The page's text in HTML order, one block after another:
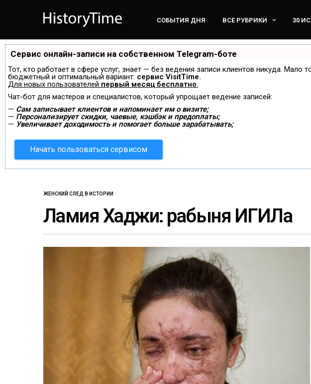
СОБЫТИЯ ДНЯ ВСЕ РУБРИКИ 30
Сервис онлайн-записи на собственном Telegram-боте
Тот, кто работает в сфере услуг, знает — без ведения записи клиентов никуда.
бюджетный и оптимальный вариант: сервис VisitTime.
Для новых пользователей первый месяц бесплатно.
Чат-бот для мастеров и специалистов, который упрощает ведение записей:
— Сам записывает клиентов и напоминает им о визите;
— Персонализирует скидки, чаевые, кэшбэк и предоплаты;
— Увеличивает доходимость и помогает больше зарабатывать;
Начать пользоваться сервисом
ЖЕНСКИЙ СЛЕД В ИСТОРИИ
Ламия Хаджи: рабыня ИГИЛа